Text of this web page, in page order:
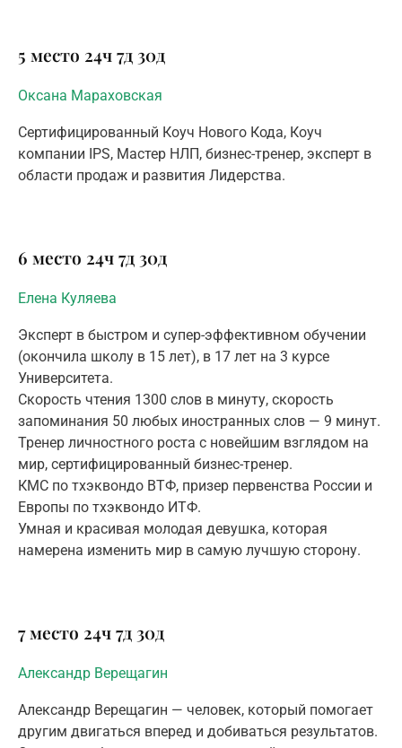
5 место 24ч7д 30д
Оксана Мараховская
Сертифицированный Коуч Нового Кода, Коуч
компании IPS, Мастер НЛП, бизнес-тренер, эксперт в
области продаж и развития Лидерства.
6 место 24ч7д 30д
Елена Куляева
Эксперт в быстром и супер-эффективном обучении
(окончила школу в 15 лет), в 17 лет на 3 курсе
Университета.
Скорость чтения 1300 слов в минуту, скорость
запоминания 50 любых иностранных слов — 9 минут.
Тренер личностного роста с новейшим взглядом на
мир, сертифицированный бизнес-тренер.
КМС по тхэквондо ВТФ, призер первенства России и
Европы по тхэквондо ИТФ.
Умная и красивая молодая девушка, которая
намерена изменить мир в самую лучшую сторону.
7 место 24ч7д 30д
Александр Верещагин
Александр Верещагин — человек, который помогает
другим двигаться вперед и добиваться результатов.